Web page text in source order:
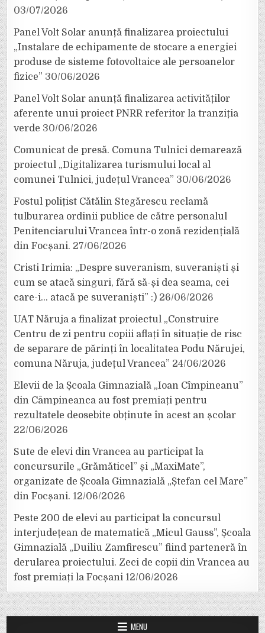
03/07/2026
Panel Volt Solar anunță finalizarea proiectului
„Instalare de echipamente de stocare a energiei
produse de sisteme fotovoltaice ale persoanelor
fizice” 30/06/2026
Panel Volt Solar anunță finalizarea activităților
aferente unui proiect PNRR referitor la tranziția
verde 30/06/2026
Comunicat de presă. Comuna Tulnici demarează
proiectul „Digitalizarea turismului local al
comunei Tulnici, județul Vrancea” 30/06/2026
Fostul polițist Cătălin Stegărescu reclamă
tulburarea ordinii publice de către personalul
Penitenciarului Vrancea într-o zonă rezidențială
din Focșani. 27/06/2026
Cristi Irimia: „Despre suveranism, suveraniști și
cum se atacă singuri, fără să-și dea seama, cei
care-i… atacă pe suveraniști” :) 26/06/2026
UAT Năruja a finalizat proiectul „Construire
Centru de zi pentru copiii aflați în situație de risc
de separare de părinți în localitatea Podu Nărujei,
comuna Năruja, județul Vrancea” 24/06/2026
Elevii de la Școala Gimnazială „Ioan Cîmpineanu”
din Câmpineanca au fost premiați pentru
rezultatele deosebite obținute în acest an școlar
22/06/2026
Sute de elevi din Vrancea au participat la
concursurile „Grămăticel” și „MaxiMate”,
organizate de Școala Gimnazială „Ștefan cel Mare”
din Focșani. 12/06/2026
Peste 200 de elevi au participat la concursul
interjudețean de matematică „Micul Gauss”, Școala
Gimnazială „Duiliu Zamfirescu” fiind parteneră în
derularea proiectului. Zeci de copii din Vrancea au
fost premiați la Focșani 12/06/2026
MENU